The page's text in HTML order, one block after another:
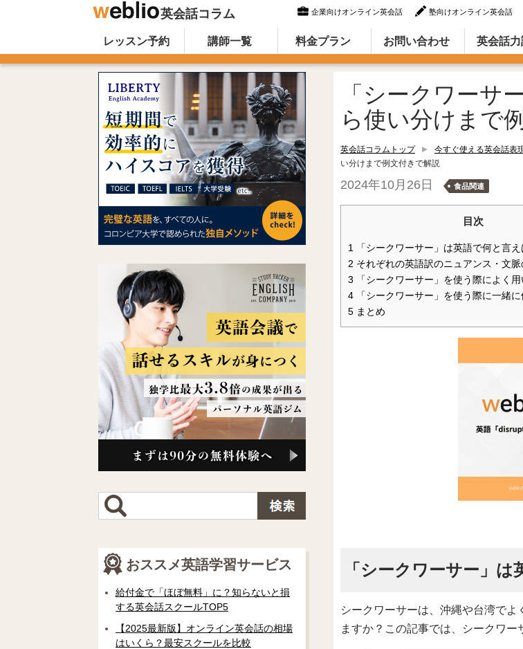
英会話コラム 企業向けオンライン英会話 塾向けオンライン英会話
オンライン英会話のWeblio英会話コラム（英語での言い方・英語表現）
Skip to content
レッスン予約 講師一覧 料金プラン お問い合わせ 英会話
「シークワーサ
ら使い分けまで
英会話コラムトップ 今すぐ使える英会話表
い分けまで例文付きで解説
2024年10月26日 食品関連
目次
1 「シークワーサー」は英語で何と言え
2 それぞれの英語訳のニュアンス・文
3 「シークワーサー」を使う際によく
4 「シークワーサー」を使う際に一緒
5 まとめ
「シークワーサー」
シークワーサーは、沖縄や台湾で
ますか？この記事では、シークワー
おススメ英語学習サービス
給付金で「ほぼ無料」に？知らないと損
する英会話スクールTOP5
【2025最新版】オンライン英会話の相場
はいくら？最安スクールを比較